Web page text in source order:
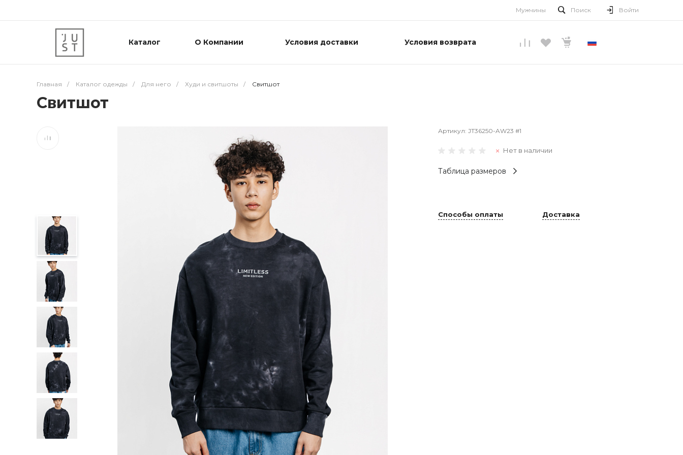
Мужчины Поиск Войти
Каталог О Компании Условия доставки Условия возврата
Главная / Каталог одежды / Для него / Худи и свитшоты / Свитшот
Свитшот
Артикул: JT36250-AW23 #1
Нет в наличии
Таблица размеров
Способы оплаты Доставка